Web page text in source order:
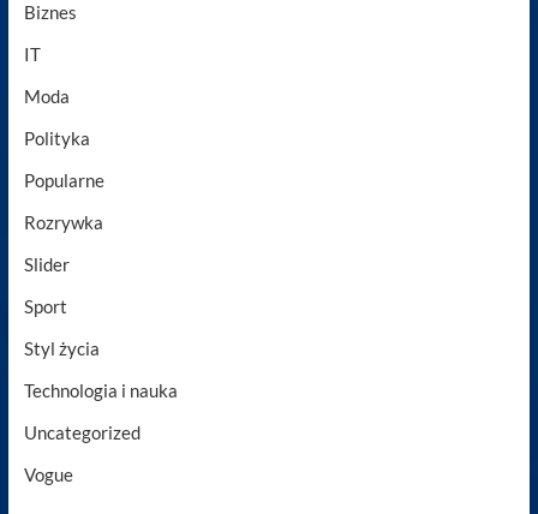
Biznes
IT
Moda
Polityka
Popularne
Rozrywka
Slider
Sport
Styl życia
Technologia i nauka
Uncategorized
Vogue